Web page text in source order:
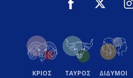
ΚΡΙΟΣ ΤΑΥΡΟΣ ΔΙΔΥΜΟΙ